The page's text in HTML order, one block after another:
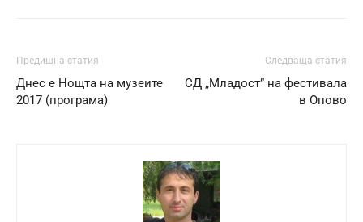
Предишна статия
Днес е Нощта на музеите
2017 (програма)
Следваща статия
СД „Младост” на фестивала
в Опово